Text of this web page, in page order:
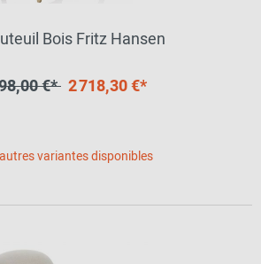
Bois Fritz Hansen
€* 2 718,30 €*
autres variantes disponibles